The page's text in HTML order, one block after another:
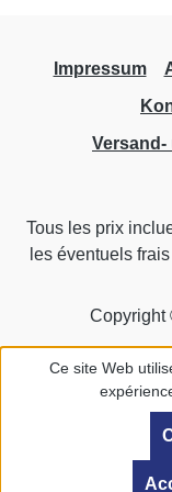
Impressum
Tous les prix
les éventuels
Copyright
Ce site Web